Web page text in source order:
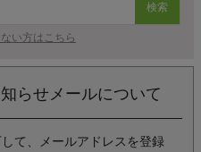
検索
い方はこちら
らせメールについて
て、メールアドレスを登録